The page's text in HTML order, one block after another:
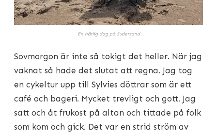
En härlig dag på Sudersand
Sovmorgon är inte så tokigt det heller. När jag
vaknat så hade det slutat att regna. Jag tog
en cykeltur upp till Sylvies döttrar som är ett
café och bageri. Mycket trevligt och gott. Jag
satt och åt frukost på altan och tittade på folk
som kom och gick. Det var en strid ström av